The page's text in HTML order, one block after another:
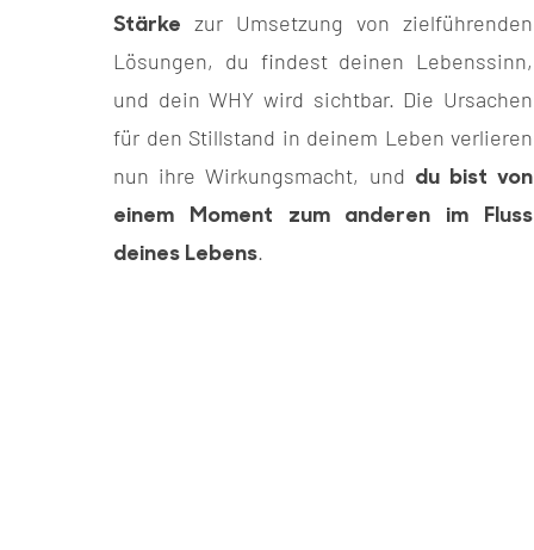
Stärke zur Umsetzung von zielführenden
Lösungen, du findest deinen Lebenssinn,
und dein WHY wird sichtbar. Die Ursachen
für den Stillstand in deinem Leben verlieren
nun ihre Wirkungsmacht, und du bist von
einem Moment zum anderen im Fluss
deines Lebens.